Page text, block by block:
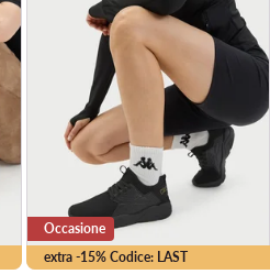
extra -15% Codice: LAST
Occasione